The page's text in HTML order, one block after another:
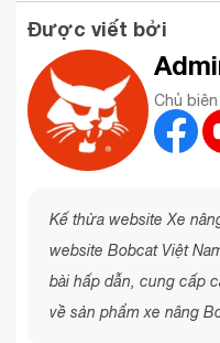
Được viết bởi
Chủ
Kế thừa website Xe
website Bobcat Việt
bài hấp dẫn, cung cấp
về sản phẩm xe nâng